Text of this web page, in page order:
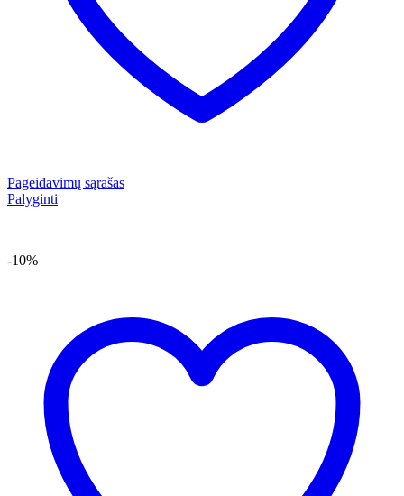
Pageidavimų sąrašas
Palyginti
-10%